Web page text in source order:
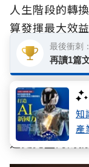
知
產
人生階段的轉
算發揮最大效
策略三則是「
先以保費較低
能的基本保障
步擴大保障範
造更完整的財務
最後衝刺
再讀1篇